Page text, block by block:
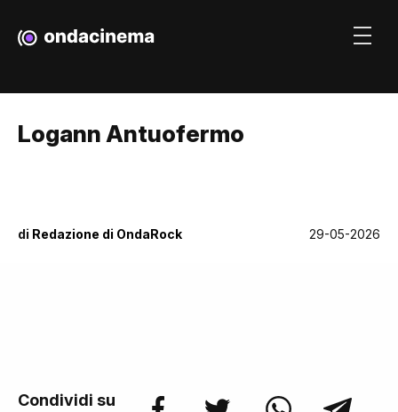
Logann Antuofermo
di Redazione di OndaRock 29-05-2026
Condividi su